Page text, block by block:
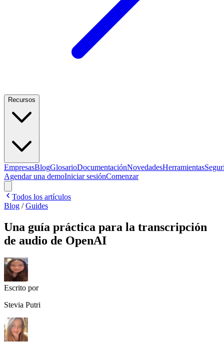
Recursos
EmpresasBlogGlosarioDocumentaciónNovedadesHerramientas
Agendar una demoIniciar sesiónComenzar
Todos los artículos
Blog /Guides
Una guía práctica para la transcripción
de audio de OpenAI
Escrito por
Stevia Putri